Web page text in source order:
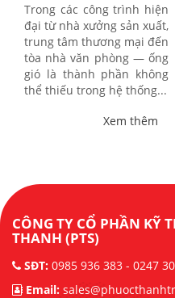
Trong các công trình hiện
đại từ nhà xưởng sản xuất,
trung tâm thương mại đến
tòa nhà văn phòng — ống
gió là thành phần không
thể thiếu trong hệ thống...
Xem thêm
CÔNG TY CỔ PHẦN KỸ
THANH (PTS)
SĐT: 0985 936 383 - 0247
Email: